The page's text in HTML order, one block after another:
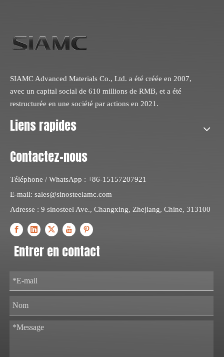
SIAMC Advanced Materials Co., Ltd. a été créée en 2007,
avec un capital social de 610 millions de RMB, et a été
restructurée en une société par actions en 2021.
Liens rapides
Contactez-nous
Téléphone / WhatsApp : +86-15157207921
E-mail: sales@sinosteelamc.com
Adresse : 9 sinosteel Ave., Changxing, Zhejiang, Chine, 313100
Entrer en contact